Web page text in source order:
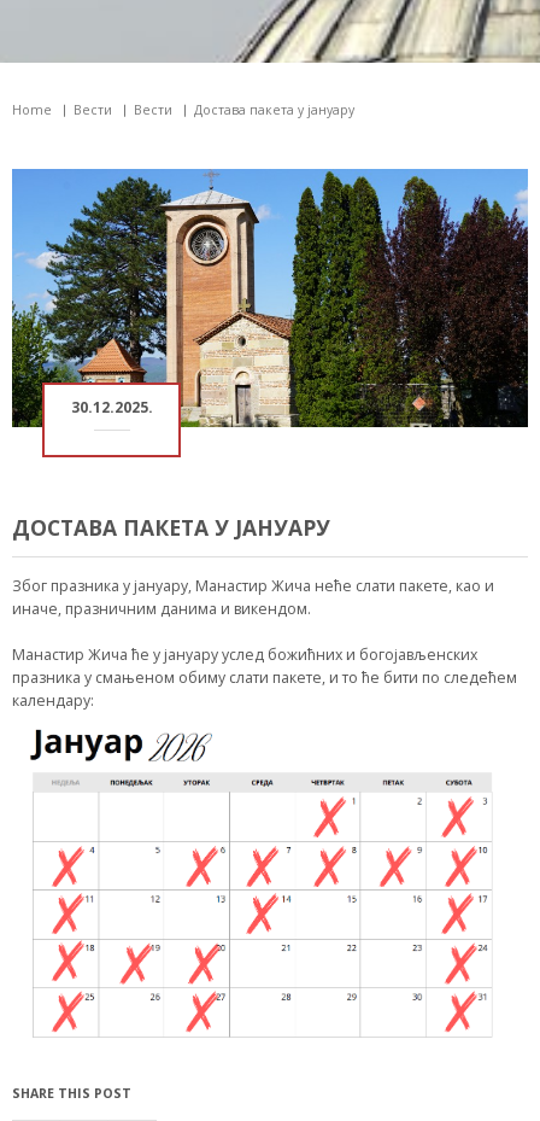
Home Вести Вести Достава пакета у јануару
30.12.2025.
ДОСТАВА ПАКЕТА У ЈАНУАРУ
Због празника у јануару, Манастир Жича неће слати пакете, као и
иначе, празничним данима и викендом.
Манастир Жича ће у јануару услед божићних и богојављенских
празника у смањеном обиму слати пакете, и то ће бити по следећем
календару:
SHARE THIS POST